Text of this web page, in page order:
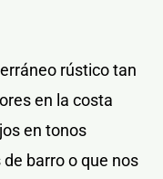
rústico tan
en la costa
en tonos
barro o que nos